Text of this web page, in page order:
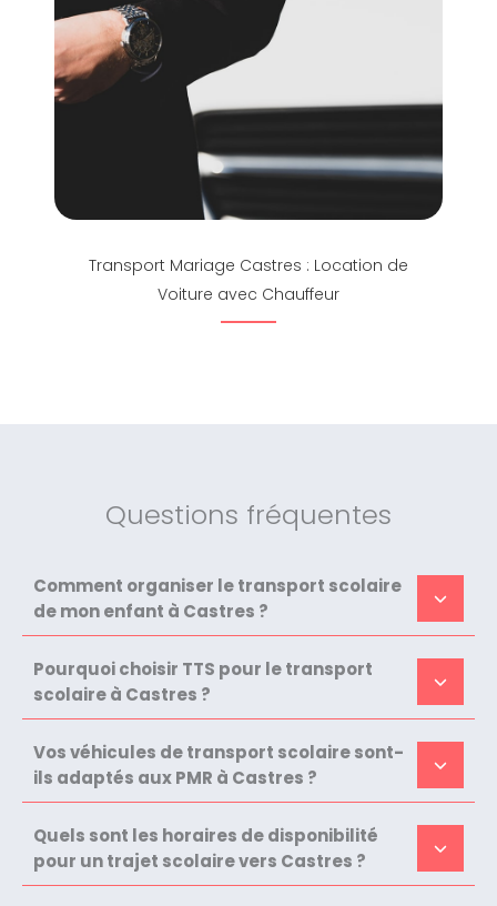
Transport Mariage Castres : Location de
Voiture avec Chauffeur
Questions fréquentes
Comment organiser le transport scolaire
de mon enfant à Castres ?
Pourquoi choisir TTS pour le transport
scolaire à Castres ?
Vos véhicules de transport scolaire sont-
ils adaptés aux PMR à Castres ?
Quels sont les horaires de disponibilité
pour un trajet scolaire vers Castres ?